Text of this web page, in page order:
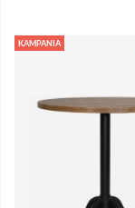
KAMPANIA